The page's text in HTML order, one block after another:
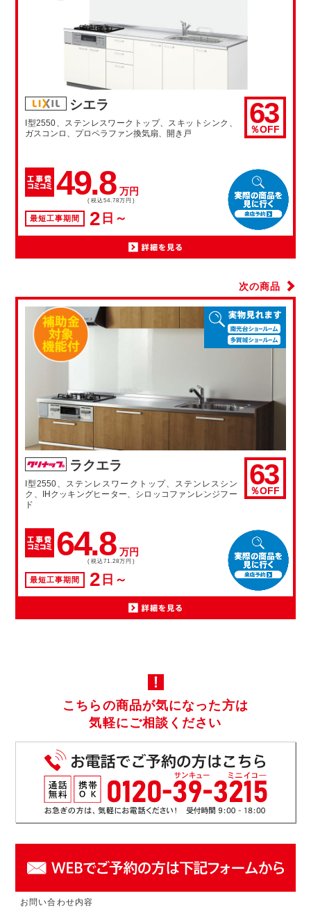
63
％OFF
シエラ
I型2550、ステンレスワークトップ、スキットシンク、
ガスコンロ、プロペラファン換気扇、開き戸
49.8 万円
(税込54.78万円)
最短工事期間 2 日～
63
％OFF
ラクエラ
I型2550、ステンレスワークトップ、ステンレスシン
ク、IHクッキングヒーター、シロッコファンレンジフー
ド
64.8 万円
(税込71.28万円)
最短工事期間 2 日～
こちらの商品が気になった方は
気軽にご相談ください
お問い合わせ内容